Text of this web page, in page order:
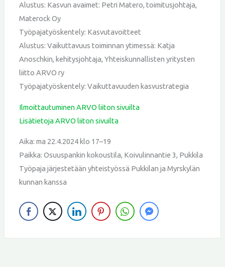
Alustus: Kasvun avaimet: Petri Matero, toimitusjohtaja,
Materock Oy
Työpajatyöskentely: Kasvutavoitteet
Alustus: Vaikuttavuus toiminnan ytimessä: Katja
Anoschkin, kehitysjohtaja, Yhteiskunnallisten yritysten
liitto ARVO ry
Työpajatyöskentely: Vaikuttavuuden kasvustrategia
Ilmoittautuminen ARVO liiton sivuilta
Lisätietoja ARVO liiton sivuilta
Aika: ma 22.4.2024 klo 17–19
Paikka: Osuuspankin kokoustila, Koivulinnantie 3, Pukkila
Työpaja järjestetään yhteistyössä Pukkilan ja Myrskylän
kunnan kanssa